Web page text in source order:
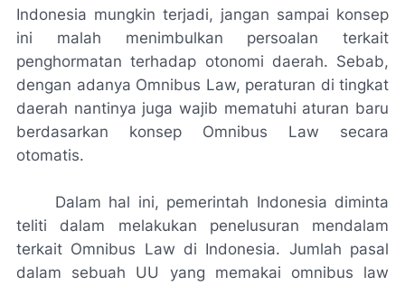
Indonesia mungkin terjadi, jangan sampai konsep
ini malah menimbulkan persoalan terkait
penghormatan terhadap otonomi daerah. Sebab,
dengan adanya Omnibus Law, peraturan di tingkat
daerah nantinya juga wajib mematuhi aturan baru
berdasarkan konsep Omnibus Law secara
otomatis.
Dalam hal ini, pemerintah Indonesia diminta
teliti dalam melakukan penelusuran mendalam
terkait Omnibus Law di Indonesia. Jumlah pasal
dalam sebuah UU yang memakai omnibus law